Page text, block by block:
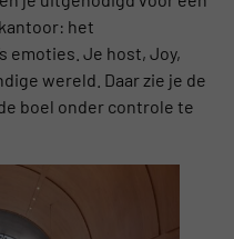
het
emoties. Je host, Joy,
wereld. Daar zie je de
boel onder controle te